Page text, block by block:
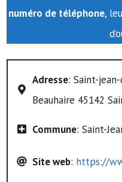
numéro de téléphone,
Adresse: Saint-
Beauhaire 45142
Commune: Saint-
Site web: https://